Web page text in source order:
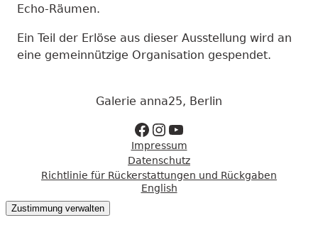
Echo-Räumen.
Ein Teil der Erlöse aus dieser Ausstellung wird an
eine gemeinnützige Organisation gespendet.
Galerie anna25, Berlin
Zur Facebookseite
Zum Instagram Account
Zum Youtube Kanal
Impressum
Datenschutz
Richtlinie für Rückerstattungen und Rückgaben
English
Zustimmung verwalten